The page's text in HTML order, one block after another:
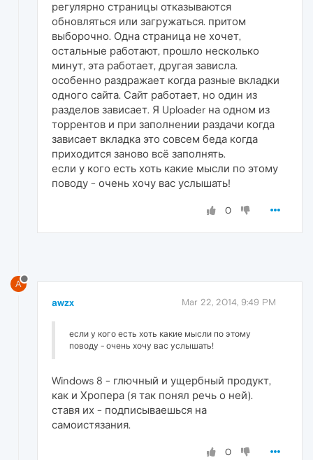
регулярно страницы отказываются
обновляться или загружаться. притом
выборочно. Одна страница не хочет,
остальные работают, прошло несколько
минут, эта работает, другая зависла.
особенно раздражает когда разные вкладки
одного сайта. Сайт работает, но один из
разделов зависает. Я Uploader на одном из
торрентов и при заполнении раздачи когда
зависает вкладка это совсем беда когда
приходится заново всё заполнять.
если у кого есть хоть какие мысли по этому
поводу - очень хочу вас услышать!
0
A
awzx Mar 22, 2014, 9:49 PM
если у кого есть хоть какие мысли по этому
поводу - очень хочу вас услышать!
Windows 8 - глючный и ущербный продукт,
как и Хропера (я так понял речь о ней).
ставя их - подписываешься на
самоистязания.
0